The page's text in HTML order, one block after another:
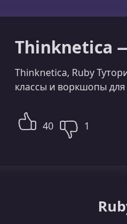
Thinknetica
Thinknetica, Ruby
классы и воркшопы
40 1